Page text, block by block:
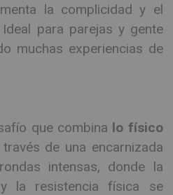
la complicidad y el
para parejas y gente
muchas experiencias de
que combina lo físico
través de una encarnizada
intensas, donde la
la resistencia física se